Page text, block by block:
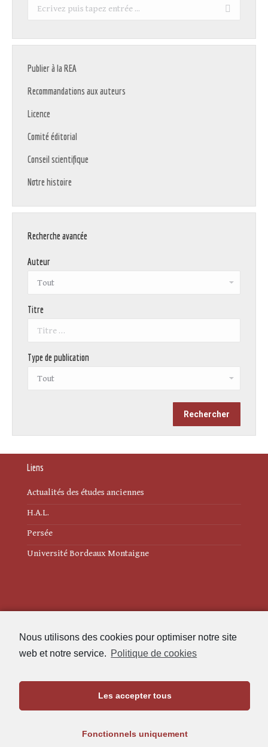
Nous utilisons des cookies pour optimiser notre site
web et notre service. Politique de cookies
Les accepter tous
Fonctionnels uniquement
Recherche
Publier à la REA
Recommandations aux auteurs
Licence
Comité éditorial
Conseil scientifique
Notre histoire
Recherche avancée
Auteur
Titre
Type de publication
Liens
Actualités des études anciennes
H.A.L.
Persée
Université Bordeaux Montaigne
Politique de cookies (UE)
Maison de l'Archéologie